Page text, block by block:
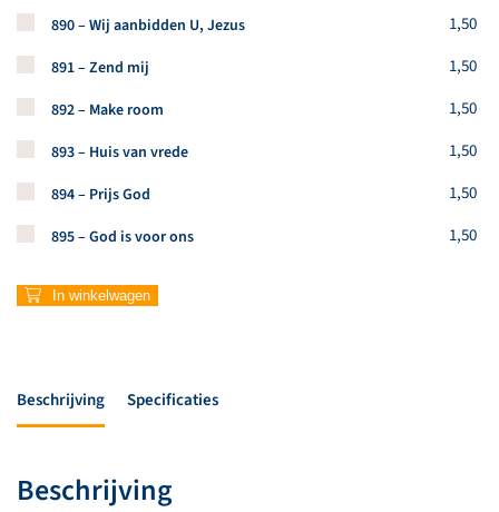
Koop een stuk van dit artikel
890 – Wij aanbidden U, Jezus
1,50
Koop een stuk van dit artikel
891 – Zend mij
1,50
Koop een stuk van dit artikel
892 – Make room
1,50
Koop een stuk van dit artikel
893 – Huis van vrede
1,50
Koop een stuk van dit artikel
894 – Prijs God
1,50
Koop een stuk van dit artikel
895 – God is voor ons 1,50
In winkelwagen
Beschrijving Specificaties
Beschrijving